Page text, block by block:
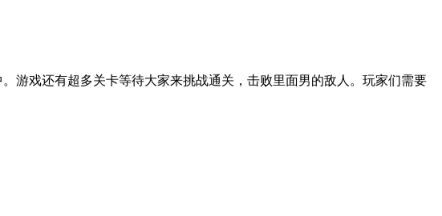
游戏还有超多关卡等待大家来挑战通关，击败里面男的敌人。玩家们需要